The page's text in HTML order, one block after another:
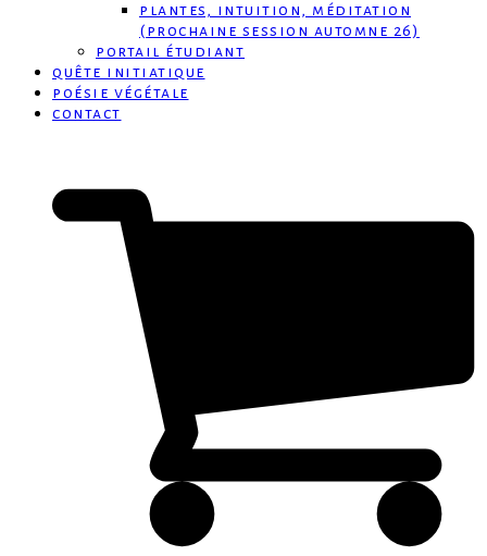
plantes, intuition, méditation
(prochaine session automne 26)
portail étudiant
quête initiatique
poésie végétale
contact